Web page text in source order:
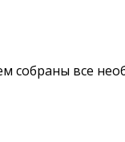
собраны все